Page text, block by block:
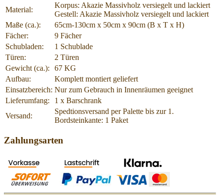
Material:
Korpus: Akazie Massivholz versiegelt und lackiert
Gestell: Akazie Massivholz versiegelt und lackiert
Maße (ca.):
65cm-130cm x 50cm x 90cm (B x T x H)
Fächer:
9 Fächer
Schubladen:
1 Schublade
Türen:
2 Türen
Gewicht (ca.):
67 KG
Aufbau:
Komplett montiert geliefert
Einsatzbereich: Nur zum Gebrauch in Innenräumen geeignet
Lieferumfang:
1 x Barschrank
Versand:
Spedtionsversand per Palette bis zur 1.
Bordsteinkante: 1 Paket
Zahlungsarten